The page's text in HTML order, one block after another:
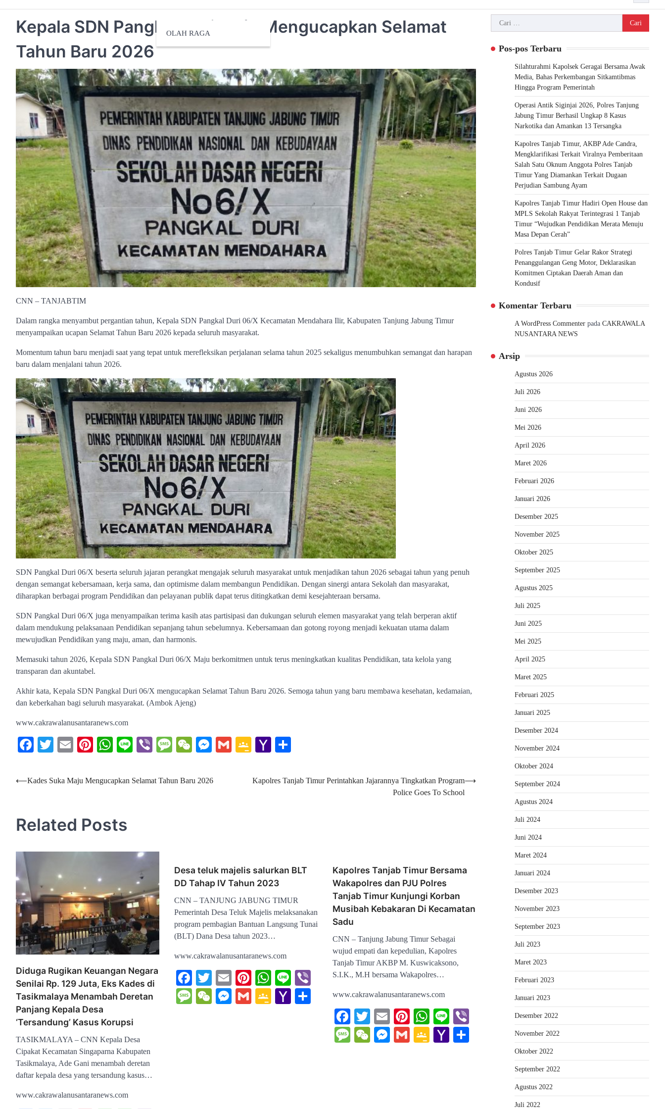
OLAH RAGA
Kepala SDN Pangkal Duri 06/X Mengucapkan Selamat
Tahun Baru 2026
CNN – TANJABTIM
Dalam rangka menyambut pergantian tahun, Kepala SDN Pangkal Duri 06/X Kecamatan Mendahara Ilir, Kabupaten Tanjung Jabung Timur
menyampaikan ucapan Selamat Tahun Baru 2026 kepada seluruh masyarakat.
Momentum tahun baru menjadi saat yang tepat untuk merefleksikan perjalanan selama tahun 2025 sekaligus menumbuhkan semangat dan harapan
baru dalam menjalani tahun 2026.
SDN Pangkal Duri 06/X beserta seluruh jajaran perangkat mengajak seluruh masyarakat untuk menjadikan tahun 2026 sebagai tahun yang penuh
dengan semangat kebersamaan, kerja sama, dan optimisme dalam membangun Pendidikan. Dengan sinergi antara Sekolah dan masyarakat,
diharapkan berbagai program Pendidikan dan pelayanan publik dapat terus ditingkatkan demi kesejahteraan bersama.
SDN Pangkal Duri 06/X juga menyampaikan terima kasih atas partisipasi dan dukungan seluruh elemen masyarakat yang telah berperan aktif
dalam mendukung pelaksanaan Pendidikan sepanjang tahun sebelumnya. Kebersamaan dan gotong royong menjadi kekuatan utama dalam
mewujudkan Pendidikan yang maju, aman, dan harmonis.
Memasuki tahun 2026, Kepala SDN Pangkal Duri 06/X Maju berkomitmen untuk terus meningkatkan kualitas Pendidikan, tata kelola yang
transparan dan akuntabel.
Akhir kata, Kepala SDN Pangkal Duri 06/X mengucapkan Selamat Tahun Baru 2026. Semoga tahun yang baru membawa kesehatan, kedamaian,
dan keberkahan bagi seluruh masyarakat. (Ambok Ajeng)
www.cakrawalanusantaranews.com
Facebook
TwitterEmailPinterest
WhatsApp
LineViberMessage
WeChat
Messenger
GmailGoogleYahoo
Navigasi
⟵Kades Suka Maju Mengucapkan Selamat Tahun Baru 2026
Kapolres Tanjab Timur Perintahkan Jajarannya Tingkatkan Program
Police Goes To School
⟶
Related Posts
Diduga Rugikan Keuangan Negara
Senilai Rp. 129 Juta, Eks Kades di
Tasikmalaya Menambah Deretan
Panjang Kepala Desa
‘Tersandung’ Kasus Korupsi
TASIKMALAYA – CNN Kepala Desa
Cipakat Kecamatan Singaparna Kabupaten
Tasikmalaya, Ade Gani menambah deretan
daftar kepala desa yang tersandung kasus…
www.cakrawalanusantaranews.com
Desa teluk majelis salurkan BLT
DD Tahap IV Tahun 2023
CNN – TANJUNG JABUNG TIMUR
Pemerintah Desa Teluk Majelis melaksanakan
program pembagian Bantuan Langsung Tunai
(BLT) Dana Desa tahun 2023…
www.cakrawalanusantaranews.com
Facebook
TwitterEmailPinterest
WhatsApp
Line Viber
Message
WeChat
Messenger
GmailGoogle
Classroom
YahooShare
Kapolres Tanjab Timur Bersama
Wakapolres dan PJU Polres
Tanjab Timur Kunjungi Korban
Musibah Kebakaran Di Kecamatan
Sadu
CNN – Tanjung Jabung Timur Sebagai
wujud empati dan kepedulian, Kapolres
Tanjab Timur AKBP M. Kuswicaksono,
S.I.K., M.H bersama Wakapolres…
www.cakrawalanusantaranews.com
Facebook
TwitterEmailPinterest
WhatsApp
Line
Message
WeChat
Messenger
GmailGoogleYahoo
Cari
untuk:
Pos-pos Terbaru
Silahturahmi Kapolsek Geragai Bersama Awak
Media, Bahas Perkembangan Sitkamtibmas
Hingga Program Pemerintah
Operasi Antik Siginjai 2026, Polres Tanjung
Jabung Timur Berhasil Ungkap 8 Kasus
Narkotika dan Amankan 13 Tersangka
Kapolres Tanjab Timur, AKBP Ade Candra,
Mengklarifikasi Terkait Viralnya Pemberitaan
Salah Satu Oknum Anggota Polres Tanjab
Timur Yang Diamankan Terkait Dugaan
Perjudian Sambung Ayam
Kapolres Tanjab Timur Hadiri Open House dan
MPLS Sekolah Rakyat Terintegrasi 1 Tanjab
Timur “Wujudkan Pendidikan Merata Menuju
Masa Depan Cerah”
Polres Tanjab Timur Gelar Rakor Strategi
Penanggulangan Geng Motor, Deklarasikan
Komitmen Ciptakan Daerah Aman dan
Kondusif
Komentar Terbaru
A WordPress Commenter pada CAKRAWALA
NUSANTARA NEWS
Arsip
Agustus 2026
Juli 2026
Juni 2026
Mei 2026
April 2026
Maret 2026
Februari 2026
Januari 2026
Desember 2025
November 2025
Oktober 2025
September 2025
Agustus 2025
Juli 2025
Juni 2025
Mei 2025
April 2025
Maret 2025
Februari 2025
Januari 2025
Desember 2024
November 2024
Oktober 2024
September 2024
Agustus 2024
Juli 2024
Juni 2024
Maret 2024
Januari 2024
Desember 2023
November 2023
September 2023
Juli 2023
Maret 2023
Februari 2023
Januari 2023
Desember 2022
November 2022
Oktober 2022
September 2022
Agustus 2022
Juli 2022